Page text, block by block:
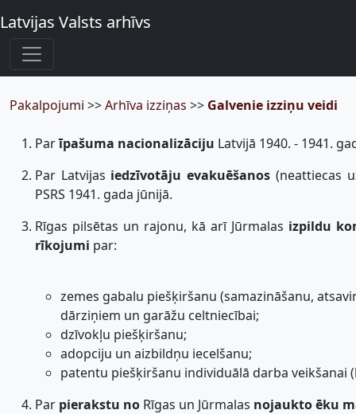
Latvijas Valsts arhīvs
Pakalpojumi >>Arhīva izziņas >> Galvenie izziņu veidi
Parīpašuma nacionalizāciju Latvijā 1940. - 1941.
Par Latvijas iedzīvotāju evakuēšanos (neattiecas
PSRS 1941. gada jūnijā.
Rīgas pilsētas un rajonu, kā arī Jūrmalas izpildu
rīkojumi par:
zemes gabalu piešķiršanu (samazināšanu,
dārziņiem un garāžu celtniecībai;
dzīvokļu piešķiršanu;
adopciju un aizbildņu iecelšanu;
patentu piešķiršanu individuālā darba veikšanai
Par pierakstu no Rīgas un Jūrmalas nojaukto ēku